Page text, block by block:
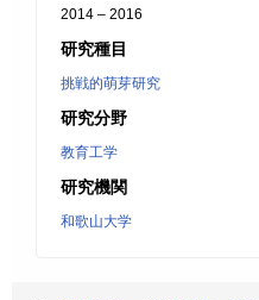
2014 – 2016
研究種目
挑戦的萌芽研究
研究分野
教育工学
研究機関
和歌山大学